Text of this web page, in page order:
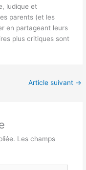
ludique et
parents (et les
en partageant leurs
plus critiques sont
Article suivant →
Les champs